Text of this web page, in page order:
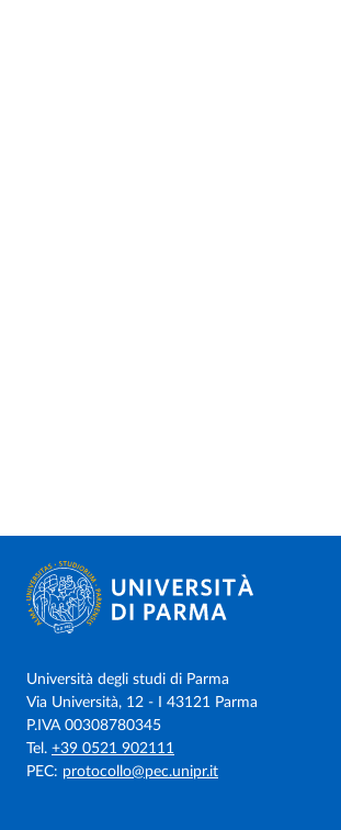
Università degli studi di Parma
Via Università, 12 - I 43121 Parma
P.IVA 00308780345
Tel. +39 0521 902111
PEC: protocollo@pec.unipr.it